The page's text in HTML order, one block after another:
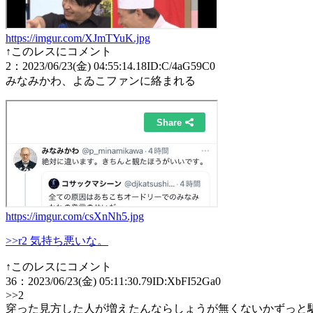
https://imgur.com/XJmTYuK.jpg
↑このレスにコメント
2 ： 2023/06/23(金) 04:55:14.18ID:C/4aG59C0
みなみかわ、よゐこファンに絡まれる
https://imgur.com/csXnNh5.jpg
>>r2 気持ち悪いな。
↑このレスにコメント
36 ： 2023/06/23(金) 05:11:30.79ID:XbFI52Ga0
>>2
穿った見方した人が増えたんならしょうが無くないかずっと